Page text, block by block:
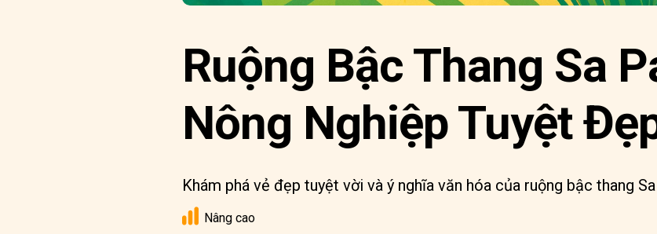
Ruộng Bậc Thang Sa
Nông Nghiệp Tuyệt
Khám phá vẻ đẹp tuyệt vời và ý nghĩa văn hóa của ruộng bậc thang Sa
Nâng cao